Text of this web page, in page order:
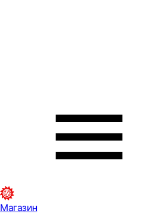
Магазин